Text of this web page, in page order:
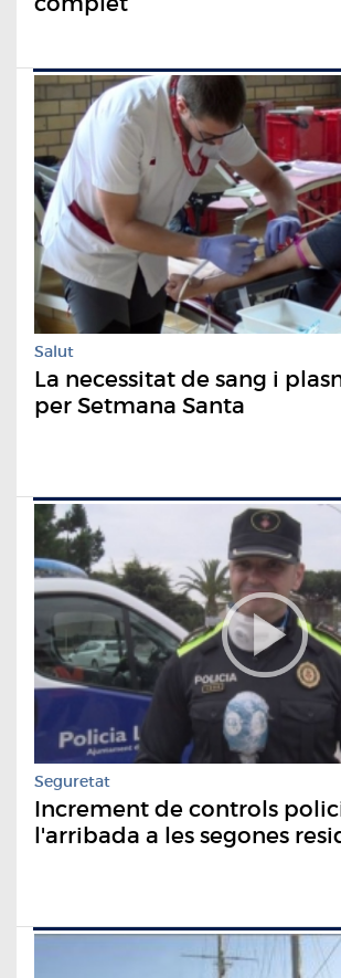
Salut
La necessitat de sang i
per Setmana Santa
Seguretat
Increment de controls
l'arribada a les segones